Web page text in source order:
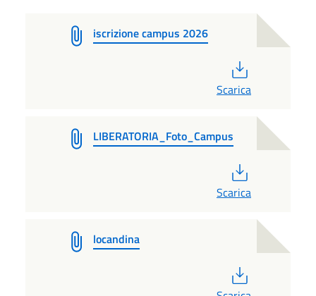
iscrizione campus 2026
Scarica
LIBERATORIA_Foto_Campus
Scarica
locandina